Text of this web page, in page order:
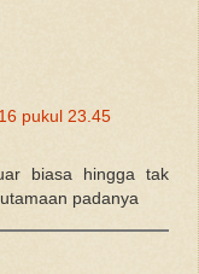
pukul 23.45
biasa hingga tak
padanya